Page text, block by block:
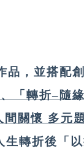
品，並搭配
「轉折–隨
關懷 多元
轉折後「